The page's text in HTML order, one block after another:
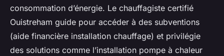
consommation d’énergie. Le chauffagiste certifié
Ouistreham guide pour accéder à des subventions
(aide financière installation chauffage) et privilégie
des solutions comme l’installation pompe à chaleur